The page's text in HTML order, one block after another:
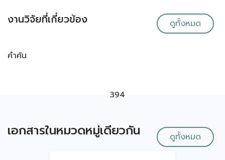
งานวิจัยที่เกี่ยวข้อง ดูทั้งหมด
คำค้น
394
เอกสารในหมวดหมู่เดียวกัน ดูทั้งหมด